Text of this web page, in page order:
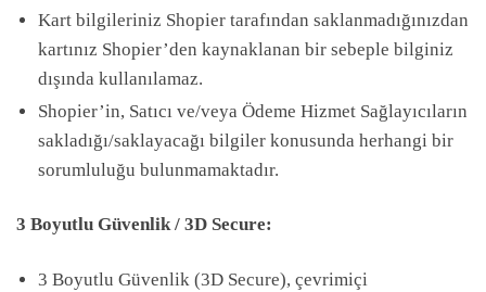
Kart bilgileriniz Shopier tarafından saklanmadığınızdan
kartınız Shopier’den kaynaklanan bir sebeple bilginiz
dışında kullanılamaz.
Shopier’in, Satıcı ve/veya Ödeme Hizmet Sağlayıcıların
sakladığı/saklayacağı bilgiler konusunda herhangi bir
sorumluluğu bulunmamaktadır.
3 Boyutlu Güvenlik / 3D Secure:
3 Boyutlu Güvenlik (3D Secure), çevrimiçi